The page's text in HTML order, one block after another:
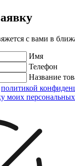
с вами в
Имя
Телефон
Название
политикой
моих